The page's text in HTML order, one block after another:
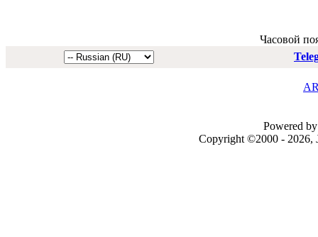
Часовой
Powered
Copyright ©2000 - 2026,